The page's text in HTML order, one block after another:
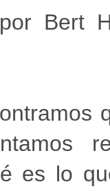
Bert
es lo